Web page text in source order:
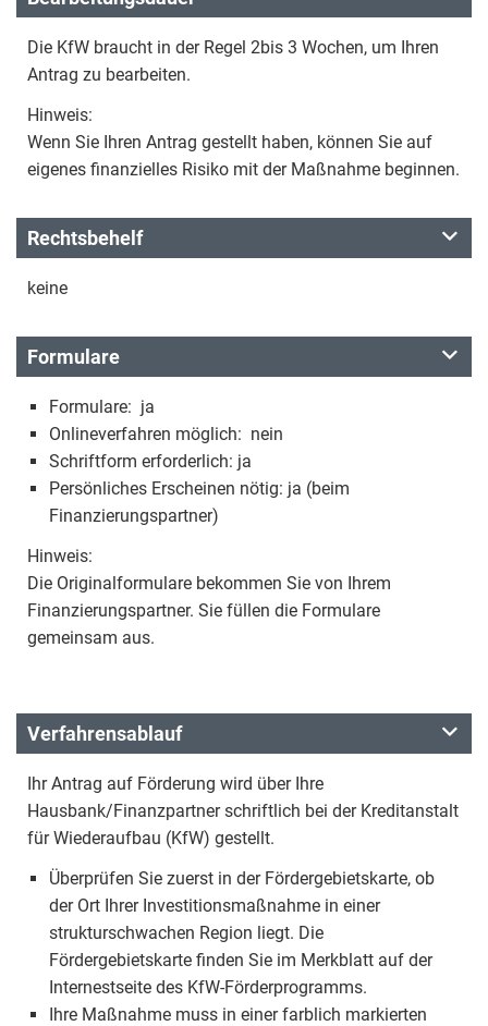
Die KfW braucht in der Regel 2bis 3 Wochen, um Ihren
Antrag zu bearbeiten.
Hinweis:
Wenn Sie Ihren Antrag gestellt haben, können Sie auf
eigenes finanzielles Risiko mit der Maßnahme beginnen.
Rechtsbehelf
keine
Formulare
Formulare: ja
Onlineverfahren möglich: nein
Schriftform erforderlich: ja
Persönliches Erscheinen nötig: ja (beim
Finanzierungspartner)
Hinweis:
Die Originalformulare bekommen Sie von Ihrem
Finanzierungspartner. Sie füllen die Formulare
gemeinsam aus.
Verfahrensablauf
Ihr Antrag auf Förderung wird über Ihre
Hausbank/Finanzpartner schriftlich bei der Kreditanstalt
für Wiederaufbau (KfW) gestellt.
Überprüfen Sie zuerst in der Fördergebietskarte, ob
der Ort Ihrer Investitionsmaßnahme in einer
strukturschwachen Region liegt. Die
Fördergebietskarte finden Sie im Merkblatt auf der
Internestseite des KfW-Förderprogramms.
Ihre Maßnahme muss in einer farblich markierten